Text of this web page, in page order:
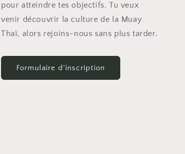
pour atteindre tes objectifs. Tu veux
venir découvrir la culture de la Muay
Thaï, alors rejoins-nous sans plus tarder.
Formulaire d'inscription